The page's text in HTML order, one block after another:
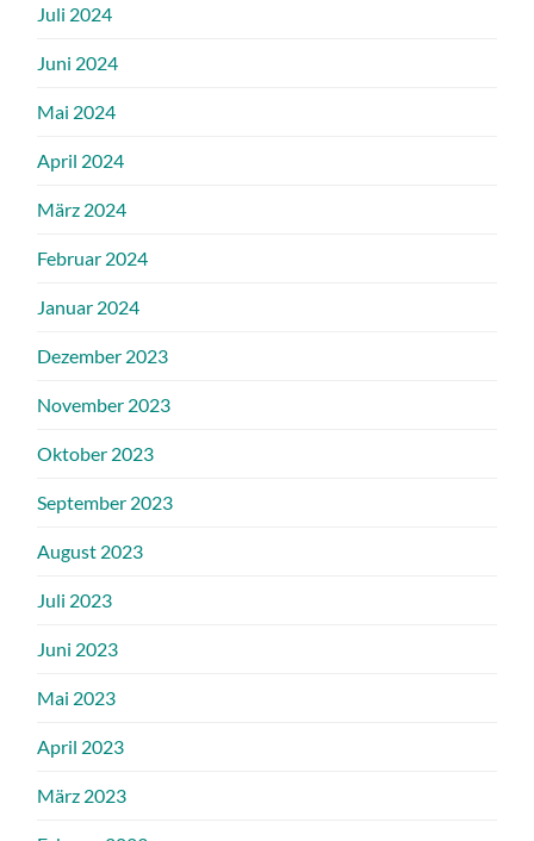
Juli 2024
Juni 2024
Mai 2024
April 2024
März 2024
Februar 2024
Januar 2024
Dezember 2023
November 2023
Oktober 2023
September 2023
August 2023
Juli 2023
Juni 2023
Mai 2023
April 2023
März 2023